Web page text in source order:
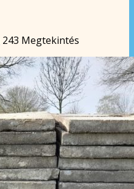
243 Megtekintés